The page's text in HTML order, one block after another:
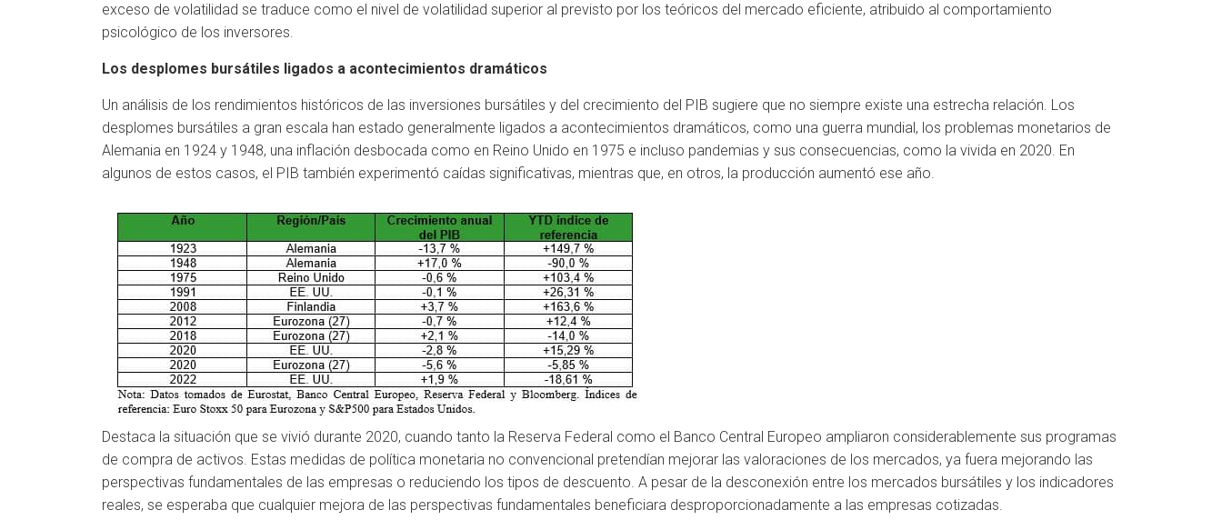
exceso de volatilidad se traduce como el nivel de volatilidad superior al previsto por los teóricos del mercado eficiente, atribuido al comportamiento
psicológico de los inversores.
Los desplomes bursátiles ligados a acontecimientos dramáticos
Un análisis de los rendimientos históricos de las inversiones bursátiles y del crecimiento del PIB sugiere que no siempre existe una estrecha relación. Los
desplomes bursátiles a gran escala han estado generalmente ligados a acontecimientos dramáticos, como una guerra mundial, los problemas monetarios de
Alemania en 1924 y 1948, una inflación desbocada como en Reino Unido en 1975 e incluso pandemias y sus consecuencias, como la vivida en 2020. En
algunos de estos casos, el PIB también experimentó caídas significativas, mientras que, en otros, la producción aumentó ese año.
Destaca la situación que se vivió durante 2020, cuando tanto la Reserva Federal como el Banco Central Europeo ampliaron considerablemente sus programas
de compra de activos. Estas medidas de política monetaria no convencional pretendían mejorar las valoraciones de los mercados, ya fuera mejorando las
perspectivas fundamentales de las empresas o reduciendo los tipos de descuento. A pesar de la desconexión entre los mercados bursátiles y los indicadores
reales, se esperaba que cualquier mejora de las perspectivas fundamentales beneficiara desproporcionadamente a las empresas cotizadas.